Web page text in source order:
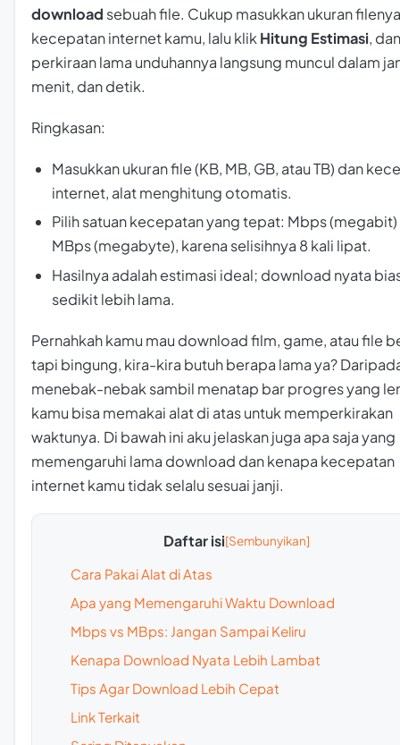
download sebuah file. Cukup masukkan ukuran
kecepatan internet kamu, lalu klik Hitung Estimasi, dan
perkiraan lama unduhannya langsung muncul dalam
menit, dan detik.
Ringkasan:
Masukkan ukuran file (KB, MB, GB, atau TB) dan
internet, alat menghitung otomatis.
Pilih satuan kecepatan yang tepat: Mbps (megabit)
MBps (megabyte), karena selisihnya 8 kali lipat.
Hasilnya adalah estimasi ideal; download nyata
sedikit lebih lama.
Pernahkah kamu mau download film, game, atau file
tapi bingung, kira-kira butuh berapa lama ya?
menebak-nebak sambil menatap bar progres yang
kamu bisa memakai alat di atas untuk memperkirakan
waktunya. Di bawah ini aku jelaskan juga apa saja yang
memengaruhi lama download dan kenapa kecepatan
internet kamu tidak selalu sesuai janji.
Daftar isi
Cara Pakai Alat di Atas
Apa yang Memengaruhi Waktu Download
Mbps vs MBps: Jangan Sampai Keliru
Kenapa Download Nyata Lebih Lambat
Tips Agar Download Lebih Cepat
Link Terkait